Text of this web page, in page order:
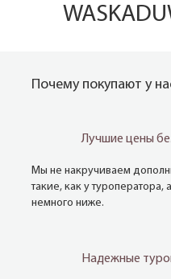
Почему покупают у
Лучшие цены
Мы не накручиваем
такие, как у
немного ниже.
Надежные